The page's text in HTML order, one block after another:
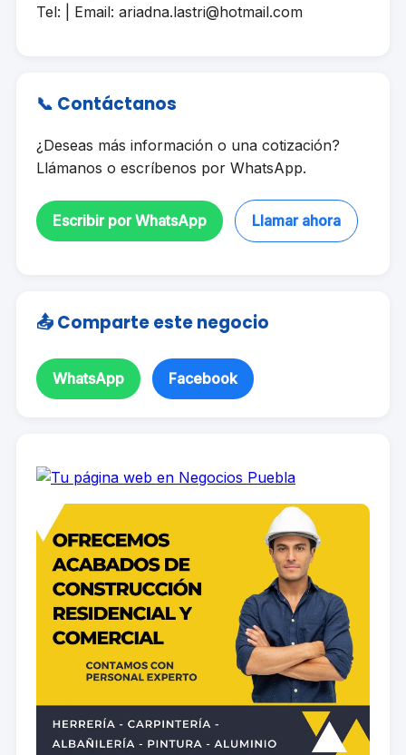
Tel: | Email: ariadna.lastri@hotmail.com
📞 Contáctanos
¿Deseas más información o una cotización?
Llámanos o escríbenos por WhatsApp.
Escribir por WhatsApp Llamar ahora
📤 Comparte este negocio
WhatsApp Facebook